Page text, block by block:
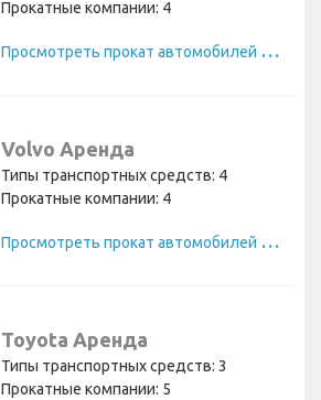
Прокатные компании: 4
П
росмотреть прокат автомобилей Hyundai
Volvo Аренда
Типы транспортных средств: 4
Прокатные компании: 4
П
росмотреть прокат автомобилей Volvo
Toyota Аренда
Типы транспортных средств: 3
Прокатные компании: 5